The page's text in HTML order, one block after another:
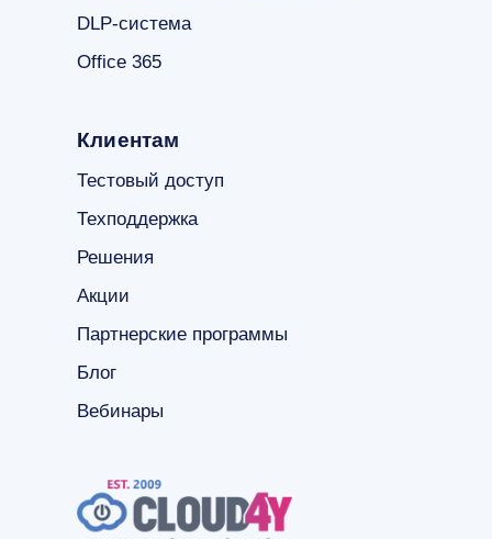
DLP-система
Office 365
Клиентам
Тестовый доступ
Техподдержка
Решения
Акции
Партнерские программы
Блог
Вебинары